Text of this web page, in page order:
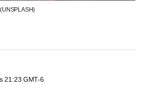
(UNSPLASH)
21:23 GMT-6